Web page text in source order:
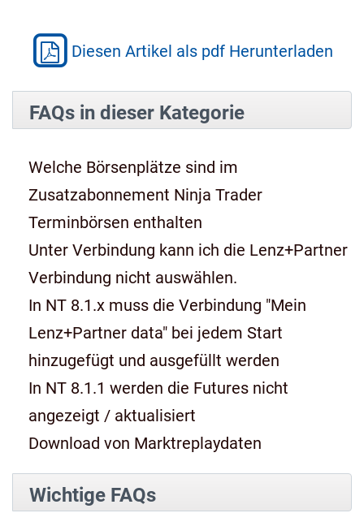
Diesen Artikel als pdf Herunterladen
FAQs in dieser Kategorie
Welche Börsenplätze sind im
Zusatzabonnement Ninja Trader
Terminbörsen enthalten
Unter Verbindung kann ich die Lenz+Partner
Verbindung nicht auswählen.
In NT 8.1.x muss die Verbindung "Mein
Lenz+Partner data" bei jedem Start
hinzugefügt und ausgefüllt werden
In NT 8.1.1 werden die Futures nicht
angezeigt / aktualisiert
Download von Marktreplaydaten
Wichtige FAQs